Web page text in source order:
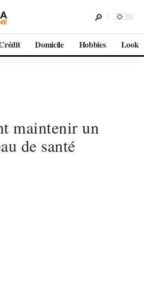
Domicile Hobbies Look
maintenir un
de santé